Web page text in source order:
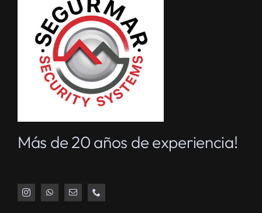
Más de 20 años de experiencia!